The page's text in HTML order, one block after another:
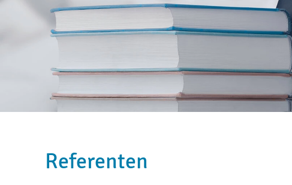
Referenten